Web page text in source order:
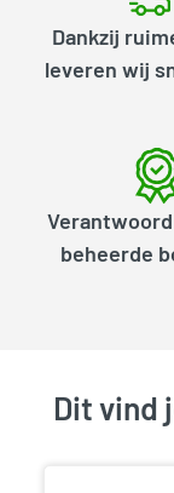
Dankzij
leveren wij
beheerde
Dit vind